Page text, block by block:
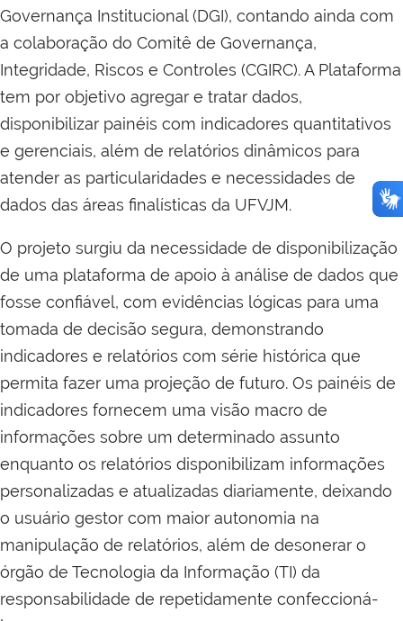
Governança Institucional (DGI), contando ainda com
a colaboração do Comitê de Governança,
Integridade, Riscos e Controles (CGIRC). A Plataforma
tem por objetivo agregar e tratar dados,
disponibilizar painéis com indicadores quantitativos
e gerenciais, além de relatórios dinâmicos para
atender as particularidades e necessidades de
dados das áreas finalísticas da UFVJM.
O projeto surgiu da necessidade de disponibilização
de uma plataforma de apoio à análise de dados que
fosse confiável, com evidências lógicas para uma
tomada de decisão segura, demonstrando
indicadores e relatórios com série histórica que
permita fazer uma projeção de futuro. Os painéis de
indicadores fornecem uma visão macro de
informações sobre um determinado assunto
enquanto os relatórios disponibilizam informações
personalizadas e atualizadas diariamente, deixando
o usuário gestor com maior autonomia na
manipulação de relatórios, além de desonerar o
órgão de Tecnologia da Informação (TI) da
responsabilidade de repetidamente confeccioná-